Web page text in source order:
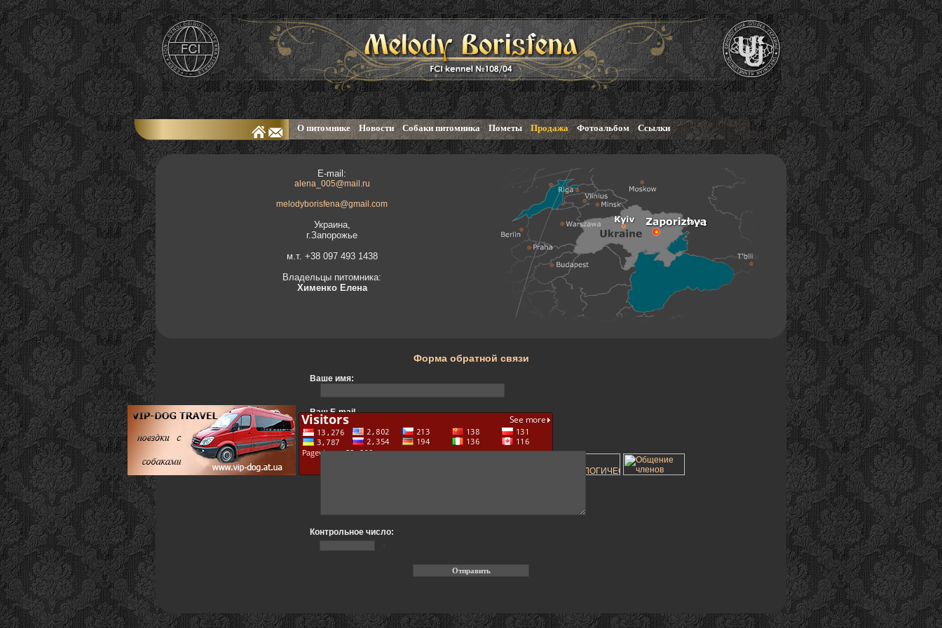
О питомнике Новости Собаки питомника Пометы Продажа Фотоальбом Ссылки
E-mail:
alena_005@mail.ru
melodyborisfena@gmail.com
Украина,
г.Запорожье
м.т. +38 097 493 1438
Владельцы питомника:
Хименко Елена
Форма обратной связи
Ваше имя:
Ваш E-mail
Текст сообщения:
Контрольное число: